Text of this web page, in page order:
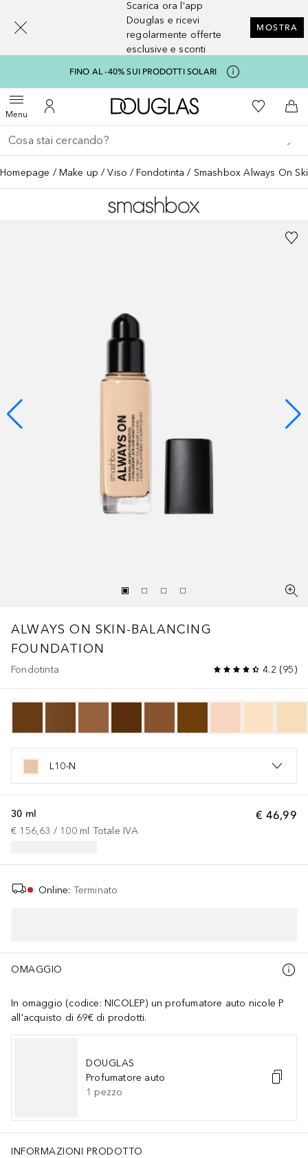
Scarica ora l'app
Douglas e ricevi
regolarmente offerte
esclusive e sconti
MOSTRA
FINO AL -40% SUI PRODOTTI SOLARI
MenuApri menuAl Mio Account
A Douglas HomeAlla Mia
Al
Torna indietro
Esegui ricerca
Homepage Make up Viso Fondotinta Smashbox Always On
ALWAYS ON SKIN-BALANCING
FOUNDATION
Fondotinta 4.2 (95)
L10-N
€ 46,99
30 ml
€ 156,63 / 100 ml Totale IVA
Online: Terminato
OMAGGIO
In omaggio (codice: NICOLEP) un profumatore auto nicole P
all'acquisto di 69€ di prodotti.
DOUGLAS
Profumatore auto
1 pezzo
INFORMAZIONI PRODOTTO
[navigation.slideout.screenreader]